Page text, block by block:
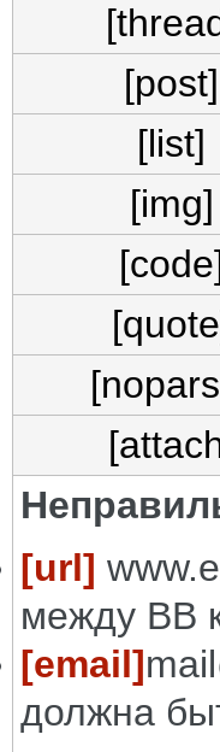
[post]
[list]
[img]
[url]
между BB
[email]
должна